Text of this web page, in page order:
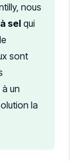
nous
sel qui
sont
un
la